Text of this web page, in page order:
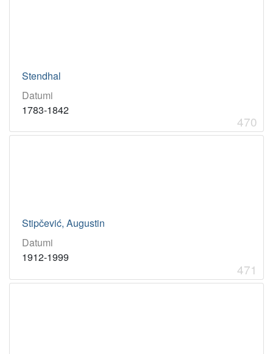
Stendhal
Datumi
1783-1842
470
Stipčević, Augustin
Datumi
1912-1999
471